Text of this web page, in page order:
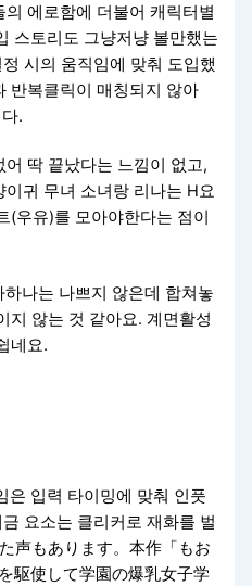
에로함에 더불어 캐릭터별
스토리도 그냥저냥 볼만했는
시의 움직임에 맞춰 도입했
반복클릭이 매칭되지 않아
.
딱 끝났다는 느낌이 없고,
귀 무녀 소녀랑 리나는 H요
(우유)를 모아야한다는 점이
나는 나쁘지 않은데 합쳐놓
지 않는 것 같아요. 계면활성
네요.
은 입력 타이밍에 맞춰 인풋
요소는 클리커로 재화를 벌
声もあります。本作「もお
駆使して学園の爆乳女子学